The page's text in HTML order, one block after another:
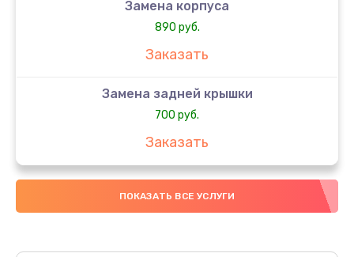
Замена корпуса
890 руб.
Заказать
Замена задней крышки
700 руб.
Заказать
Комплексная чистка
900 руб.
ПОКАЗАТЬ ВСЕ УСЛУГИ